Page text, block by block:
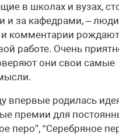
в школах и вузах,
и за кафедрами, –
и комментарии
работе. Очень
они свои самые
впервые родилась
премии для
перо”, “Серебряное